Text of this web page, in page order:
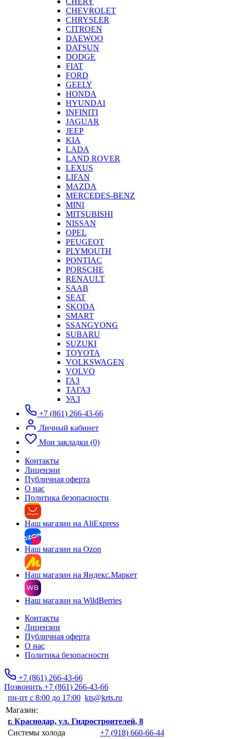
CHEVROLET
CHRYSLER
CITROEN
DAEWOO
DATSUN
DODGE
FIAT
FORD
GEELY
HONDA
HYUNDAI
INFINITI
JAGUAR
JEEP
KIA
LADA
LAND ROVER
LEXUS
LIFAN
MAZDA
MERCEDES-BENZ
MINI
MITSUBISHI
NISSAN
OPEL
PEUGEOT
PLYMOUTH
PONTIAC
PORSCHE
RENAULT
SAAB
SEAT
SKODA
SMART
SSANGYONG
SUBARU
SUZUKI
TOYOTA
VOLKSWAGEN
VOLVO
ГАЗ
ТАГАЗ
УАЗ
+7 (861) 266-43-66
Личный кабинет
Мои закладки (0)
Контакты
Лицензии
Публичная оферта
О нас
Политика безопасности
Наш магазин на AliExpress
Наш магазин на Ozon
Наш магазин на Яндекс.Маркет
Наш магазин на WildBerries
Контакты
Лицензии
Публичная оферта
О нас
Политика безопасности
+7 (861) 266-43-66
Позвонить +7 (861) 266-43-66
пн-пт с 8:00 до 17:00 kts@krts.ru
Магазин:
г. Краснодар, ул. Гидростроителей, 8
Системы холода
+7 (918) 660-66-44